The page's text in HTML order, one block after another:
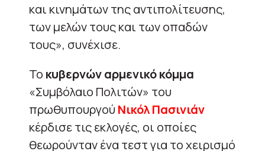
και κινημάτων της αντιπολίτευσης,
των μελών τους και των οπαδών
τους», συνέχισε.
Το κυβερνών αρμενικό κόμμα
«Συμβόλαιο Πολιτών» του
πρωθυπουργού Νικόλ Πασινιάν
κέρδισε τις εκλογές, οι οποίες
θεωρούνταν ένα τεστ για το χειρισμό